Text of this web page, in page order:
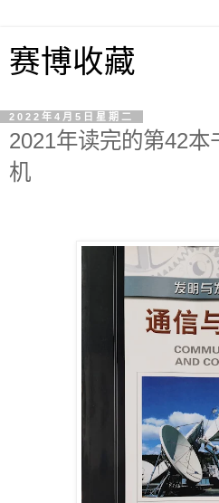
赛博收藏
2022年4月5日星期二
2021年读完的第42
机